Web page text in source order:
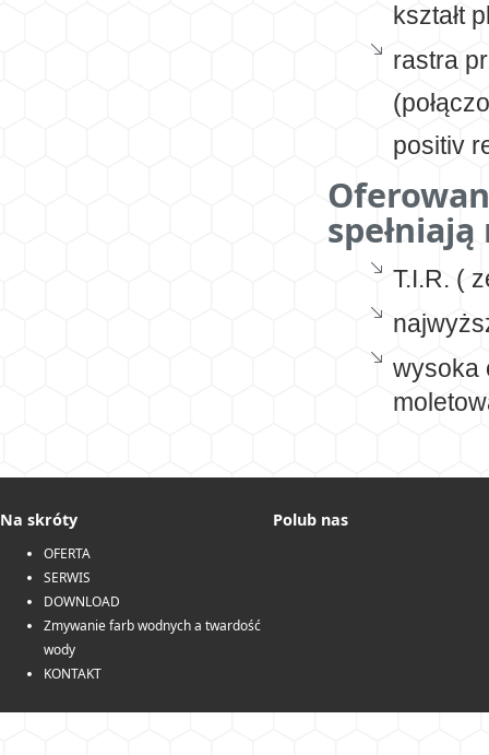
kształt
rastra
positiv
T.I.R. (
wysoka
Na skróty
OFERTA
SERWIS
DOWNLOAD
Zmywanie farb wodnych a twardość
wody
KONTAKT
Polub nas